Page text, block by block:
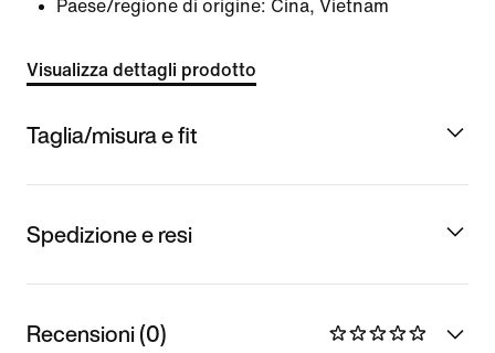
Paese/regione di origine: Cina, Vietnam
Visualizza dettagli prodotto
Taglia/misura e fit
Spedizione e resi
Recensioni (0)